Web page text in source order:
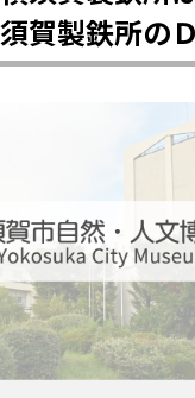
寺やぐらの模型と出土
開・遠方より運ばれて
量の土器群を一挙公開
っ！ 土器！－横須賀
－」開催日時：3月15
（月・祝） いずれも
場所：横須賀市自然・
別展示室定 員：参
内から出土した各時代
のたちから見えてくる
て解説します。 平坂東貝塚出土夏島式土器
「ヨコスカ製銕所」刻
賀製鉄所の
ち‐」